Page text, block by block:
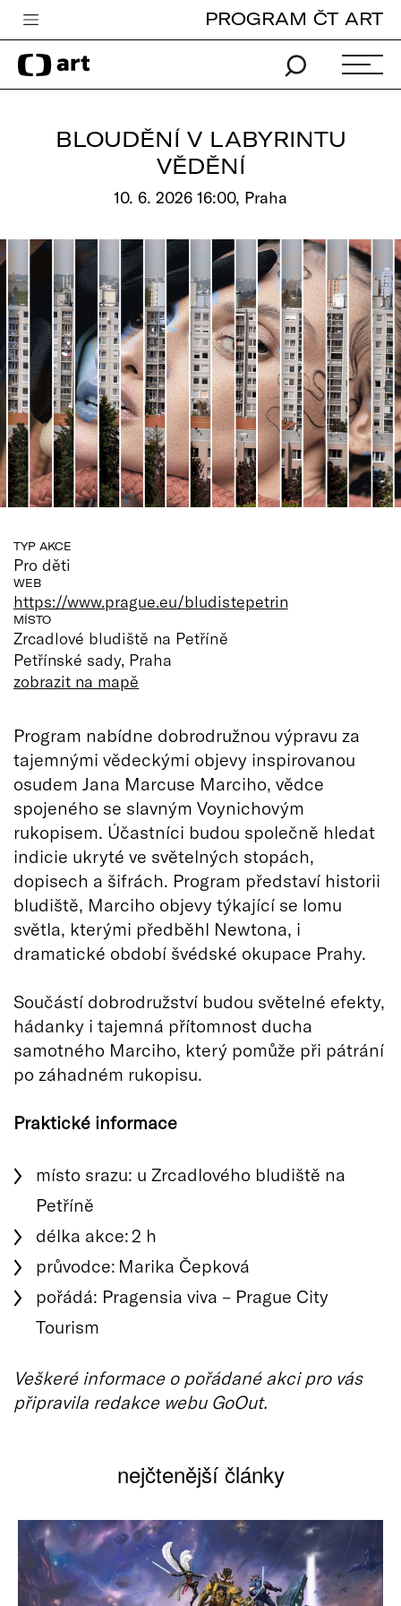
Česká televize
Zpravodajství
Vše o ČT
PROGRAM ČT ART
BLOUDĚNÍ V LABYRINTU
VĚDĚNÍ
10. 6. 2026 16:00, Praha
TYP AKCE
Pro děti
WEB
https://www.prague.eu/bludistepetrin
MÍSTO
Zrcadlové bludiště na Petříně
Petřínské sady, Praha
zobrazit na mapě
Program nabídne dobrodružnou výpravu za
tajemnými vědeckými objevy inspirovanou
osudem Jana Marcuse Marciho, vědce
spojeného se slavným Voynichovým
rukopisem. Účastníci budou společně hledat
indicie ukryté ve světelných stopách,
dopisech a šifrách. Program představí historii
bludiště, Marciho objevy týkající se lomu
světla, kterými předběhl Newtona, i
dramatické období švédské okupace Prahy.
Součástí dobrodružství budou světelné efekty,
hádanky i tajemná přítomnost ducha
samotného Marciho, který pomůže při pátrání
po záhadném rukopisu.
Praktické informace
místo srazu: u Zrcadlového bludiště na
Petříně
délka akce: 2 h
průvodce: Marika Čepková
pořádá: Pragensia viva – Prague City
Tourism
Veškeré informace o pořádané akci pro vás
připravila redakce webu GoOut.
nejčtenější články